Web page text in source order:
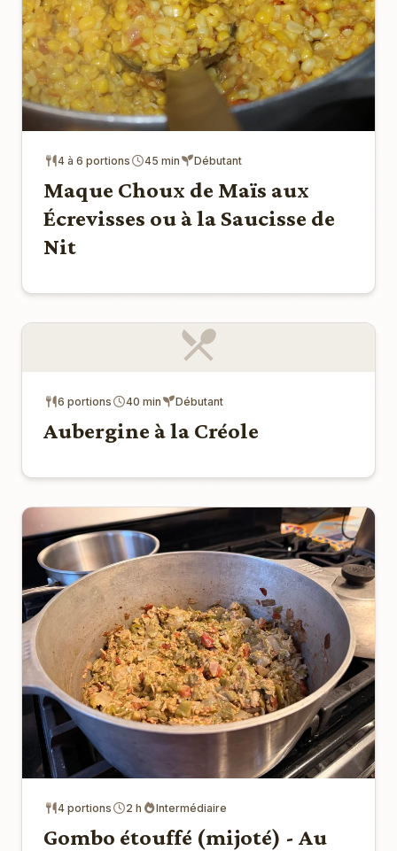
4 à 6 portions 45 min Débutant
Maque Choux de Maïs aux
Écrevisses ou à la Saucisse de
Nit
6 portions 40 min Débutant
Aubergine à la Créole
4 portions 2 h Intermédiaire
Gombo étouffé (mijoté) - Au